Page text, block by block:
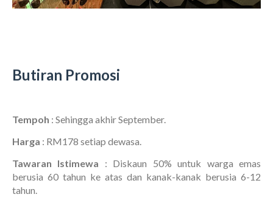
Butiran Promosi
Tempoh : Sehingga akhir September.
Harga : RM178 setiap dewasa.
Tawaran Istimewa : Diskaun 50% untuk warga emas
berusia 60 tahun ke atas dan kanak-kanak berusia 6-12
tahun.